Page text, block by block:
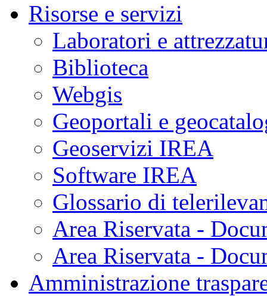
Risorse e servizi
Laboratori e
Biblioteca
Webgis
Geoportali e
Geoservizi IREA
Software IREA
Glossario di
Area Riservata -
Area Riservata -
Amministrazione